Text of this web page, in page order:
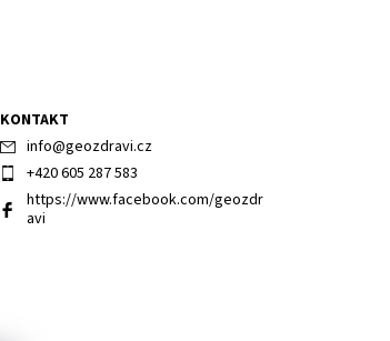
KONTAKT
info@geozdravi.cz
+420 605 287 583
https://www.facebook.com/geozdr
avi